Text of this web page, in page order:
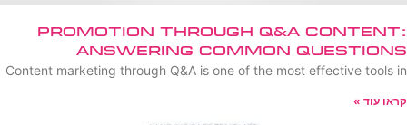
Promotion Through Q&A Content:
Answering Common Questions
Content marketing through Q&A is one of the most effective tools in
קראו עוד »